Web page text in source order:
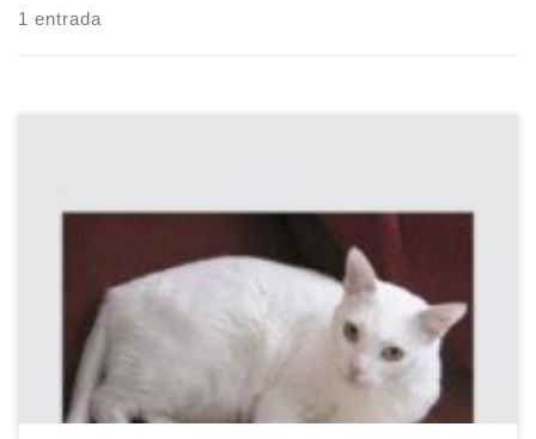
1 entrada
Algo debe de tener este librito, de poco más de cien páginas,
para que se haya convertido en algo más de un año en un best-
seller. Discretamente, eso sí, porque no aparece en las listas de
libros más vendidos como los de otras grandes editoriales con
fuertes estrategias de mercadotecnia, […]